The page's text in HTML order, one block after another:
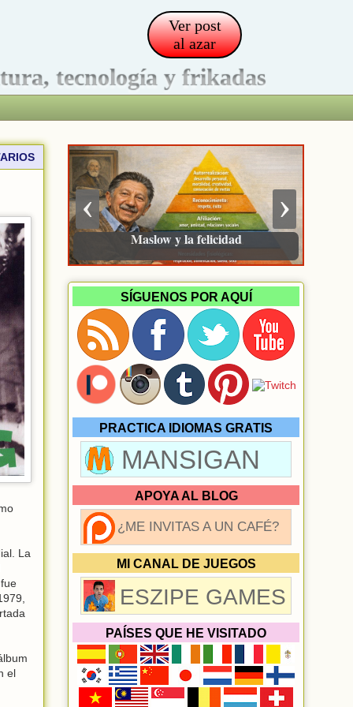
Ver post
al azar
tecnología y frikadas
La
el
Maslow y la felicidad
›
‹
SÍGUENOS POR AQUÍ
PRACTICA IDIOMAS GRATIS
MANSIGAN
APOYA AL BLOG
¿ME INVITAS A UN CAFÉ?
MI CANAL DE JUEGOS
ESZIPE GAMES
PAÍSES QUE HE VISITADO